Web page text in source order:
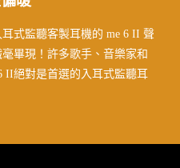
式監聽客製耳機的 me 6 II 聲
畢現！許多歌手、音樂家和
II絕對是首選的入耳式監聽耳